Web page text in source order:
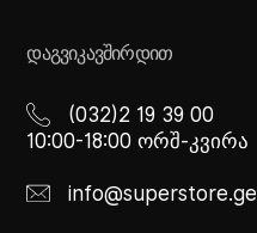
ᲓᲐᲒᲕᲘᲙᲐᲕᲨᲘᲠᲓᲘᲗ
(032)2 19 39 00
10:00-18:00 ორშ-კვირა
info@superstore.ge